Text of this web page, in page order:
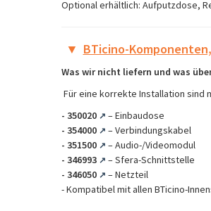
Optional erhältlich: Aufputzdose,
▼ BTicino-
Was wir nicht liefern und was
Für eine korrekte Installation sind
- 350020 ↗ – Einbaudose
- 354000 ↗ – Verbindungskabel
- 351500 ↗ – Audio-/Videomodul
- 346993 ↗ – Sfera-Schnittstelle
- 346050 ↗ – Netzteil
- Kompatibel mit allen BTicino-